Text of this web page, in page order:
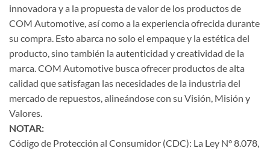
innovadora y a la propuesta de valor de los productos de
COM Automotive, así como a la experiencia ofrecida durante
su compra. Esto abarca no solo el empaque y la estética del
producto, sino también la autenticidad y creatividad de la
marca. COM Automotive busca ofrecer productos de alta
calidad que satisfagan las necesidades de la industria del
mercado de repuestos, alineándose con su Visión, Misión y
Valores.
NOTAR:
Código de Protección al Consumidor (CDC): La Ley N° 8.078,